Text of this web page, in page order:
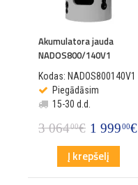
Akumulatora jauda
NADOS800/140V1
Kodas: NADOS800140V1
Piegādāsim
15-30 d.d.
3 06400€ 1 99900€
Į krepšelį